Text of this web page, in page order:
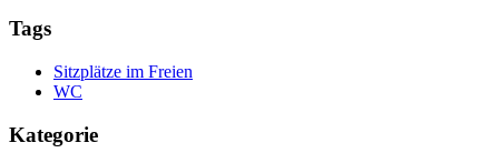
Tags
Sitzplätze im Freien
WC
Kategorie